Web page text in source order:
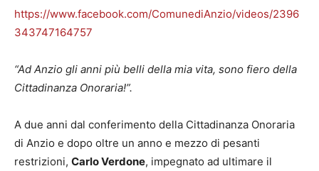
https://www.facebook.com/ComunediAnzio/videos/2396
343747164757
“Ad Anzio gli anni più belli della mia vita, sono fiero della
Cittadinanza Onoraria!”.
A due anni dal conferimento della Cittadinanza Onoraria
di Anzio e dopo oltre un anno e mezzo di pesanti
restrizioni, Carlo Verdone, impegnato ad ultimare il